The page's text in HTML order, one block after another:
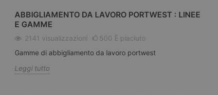
ABBIGLIAMENTO DA LAVORO PORTWEST : LINEE
E GAMME
2141 visualizzazioni 500 È piaciuto
Gamme di abbigliamento da lavoro portwest
Leggi tutto